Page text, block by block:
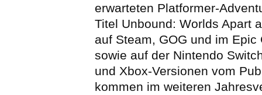
erwarteten Platformer-
Titel Unbound: Worlds Apart
auf Steam, GOG und im Epic
sowie auf der Nintendo
und Xbox-Versionen vom
kommen im weiteren